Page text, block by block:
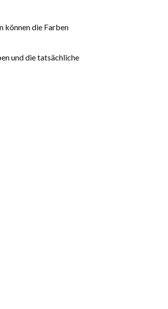
können die Farben
und die tatsächliche